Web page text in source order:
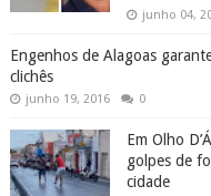
junho 04,
Engenhos de Alagoas
clichês
junho 19, 2016 0
Em Olho
golpes de
cidade